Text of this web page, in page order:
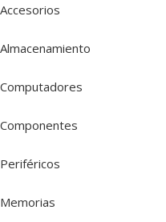
Accesorios
Almacenamiento
Computadores
Componentes
Periféricos
Memorias